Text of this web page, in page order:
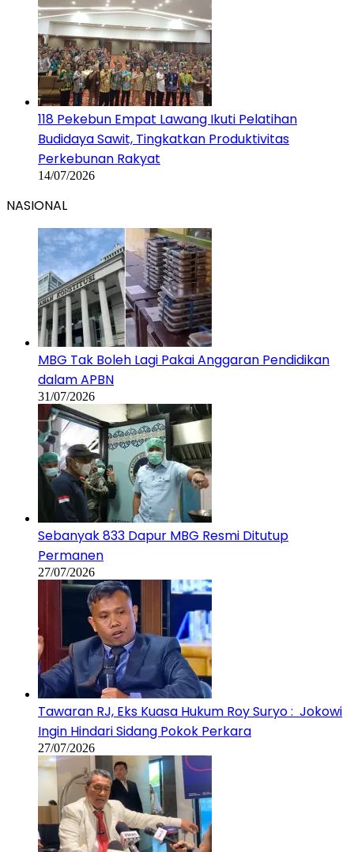
118 Pekebun Empat Lawang Ikuti Pelatihan
Budidaya Sawit, Tingkatkan Produktivitas
Perkebunan Rakyat
14/07/2026
NASIONAL
MBG Tak Boleh Lagi Pakai Anggaran Pendidikan
dalam APBN
31/07/2026
Sebanyak 833 Dapur MBG Resmi Ditutup
Permanen
27/07/2026
Tawaran RJ, Eks Kuasa Hukum Roy Suryo : Jokowi
Ingin Hindari Sidang Pokok Perkara
27/07/2026